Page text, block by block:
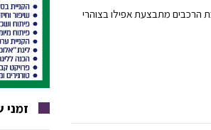
הרכבים מתבצעת אפילו בצוהרי